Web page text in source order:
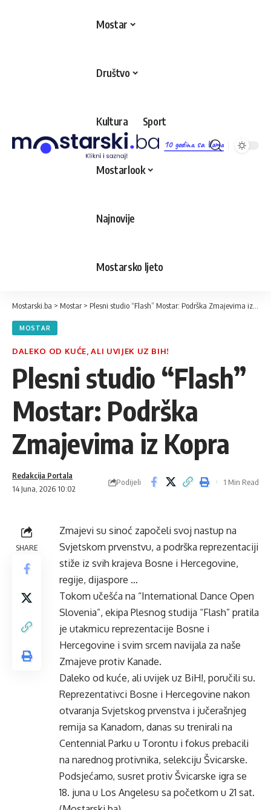
10 godina sa Vama
Mostar
Društvo
Kultura Sport
Mostarlook
Najnovije
Mostarsko ljeto
Mostarski.ba > Mostar > Plesni studio “Flash” Mostar: Podrška Zmajevima iz Kopra
MOSTAR
DALEKO OD KUĆE, ALI UVIJEK UZ BIH!
Plesni studio “Flash”
Mostar: Podrška
Zmajevima iz Kopra
14 Juna, 2026 10:02
Redakcija Portala
Podijeli 1 Min Read
SHARE
Zmajevi su sinoć započeli svoj nastup na
Svjetskom prvenstvu, a podrška reprezentaciji
stiže iz svih krajeva Bosne i Hercegovine,
regije, dijaspore …
Tokom učešća na “International Dance Open
Slovenia”, ekipa Plesnog studija “Flash” pratila
je utakmicu reprezentacije Bosne i
Hercegovine i svim srcem navijala za naše
Zmajeve protiv Kanade.
Daleko od kuće, ali uvijek uz BiH!, poručili su.
Reprezentativci Bosne i Hercegovine nakon
otvaranja Svjetskog prvenstva i jučerašnjeg
remija sa Kanadom, danas su trenirali na
Centennial Parku u Torontu i fokus prebacili
na narednog protivnika, selekciju Švicarske.
Podsjećamo, susret protiv Švicarske igra se
18. juna u Los Angelesu sa početkom u 21 sat.